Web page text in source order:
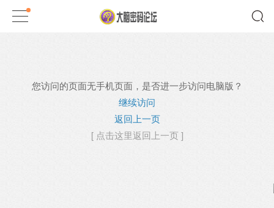
您访问的页面无手机页面，是否进一步访问电脑版？
继续访问
返回上一页
[ 点击这里返回上一页 ]